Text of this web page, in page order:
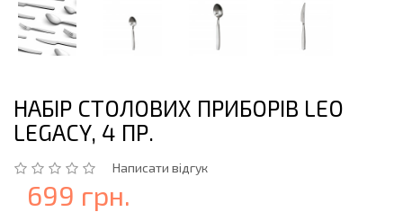
НАБІР СТОЛОВИХ ПРИБОРІВ LEO
LEGACY, 4 ПР.
Написати відгук
699 грн.